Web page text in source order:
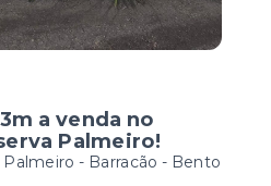
a venda no
Palmeiro!
- Barracão - Bento